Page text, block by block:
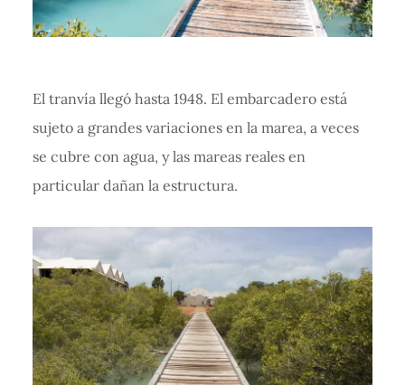
El tranvía llegó hasta 1948. El embarcadero está
sujeto a grandes variaciones en la marea, a veces
se cubre con agua, y las mareas reales en
particular dañan la estructura.